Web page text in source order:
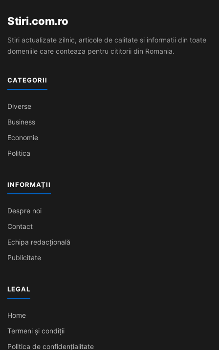
Stiri.com.ro
Stiri actualizate zilnic, articole de calitate si informatii din toate
domeniile care conteaza pentru cititorii din Romania.
CATEGORII
Diverse
Business
Economie
Politica
INFORMAȚII
Despre noi
Contact
Echipa redacțională
Publicitate
LEGAL
Home
Termeni și condiții
Politica de confidențialitate